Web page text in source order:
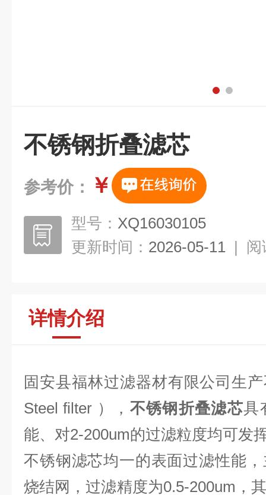
不锈钢折叠滤芯
参考价： ￥
型号： XQ16030105
更新时间： 2026-05-11 | 阅
详情介绍
固安县福林过滤器材有限公司生
Steel filter ）， 不锈钢折叠滤芯具
能、对2-200um的过滤粒度均可发
不锈钢滤芯均一的表面过滤性能
烧结网，过滤精度为0.5-200um，